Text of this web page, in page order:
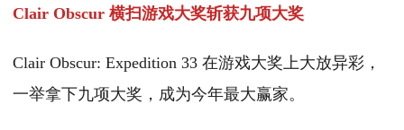
Clair Obscur 横扫游戏大奖斩获九项大奖
Clair Obscur: Expedition 33 在游戏大奖上大放异彩，
一举拿下九项大奖，成为今年最大赢家。